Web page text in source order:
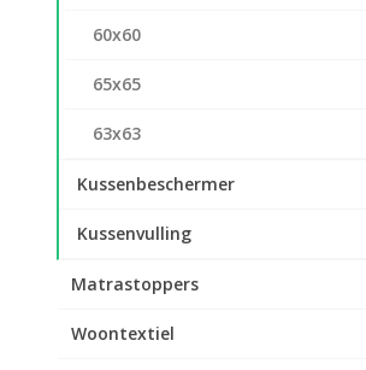
60x60
65x65
63x63
Kussenbeschermer
Kussenvulling
Matrastoppers
Woontextiel